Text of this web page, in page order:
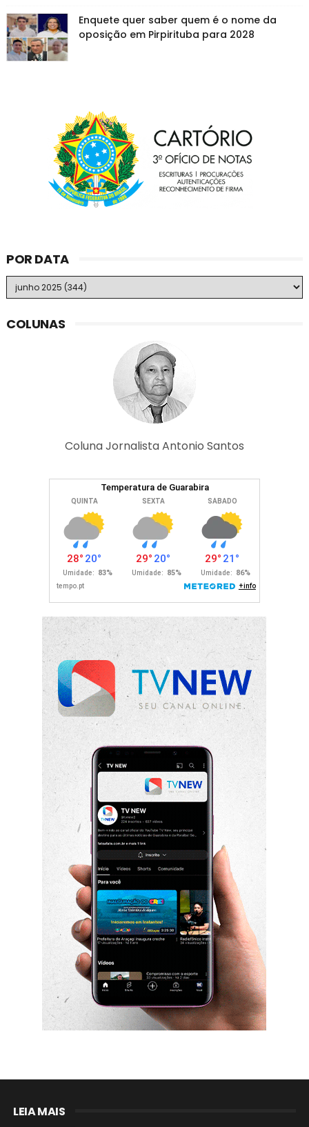
Enquete quer saber quem é o nome da
oposição em Pirpirituba para 2028
POR DATA
COLUNAS
Coluna Jornalista Antonio Santos
LEIA MAIS